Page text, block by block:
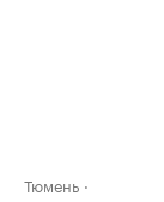
Тюмень